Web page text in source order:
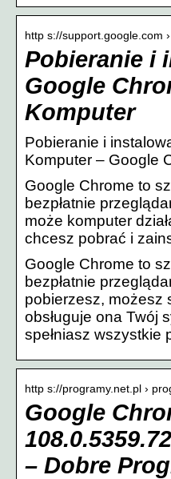
http s://support.google.com
Pobieranie i
Google
Komputer
Pobieranie i
Komputer – Google
Google Chrome to
bezpłatnie
może komputer
chcesz pobrać i
Google Chrome to
bezpłatnie
pobierzesz, możesz
obsługuje ona Twój
spełniasz wszystkie
http s://programy.net.pl ›
Google
– Dobre